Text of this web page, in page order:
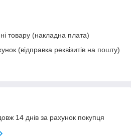
товару (накладна плата)
(відправка реквізитів на пошту)
14 днів за рахунок покупця